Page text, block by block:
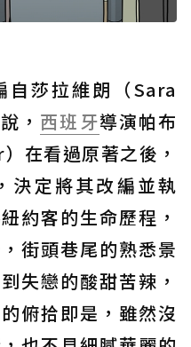
自莎拉維朗（Sara
， 西班牙導演帕布
在看過原著之後，
決定將其改編並執
約客的生命歷程，
街頭巷尾的熟悉景
失戀的酸甜苦辣，
俯拾即是，雖然沒